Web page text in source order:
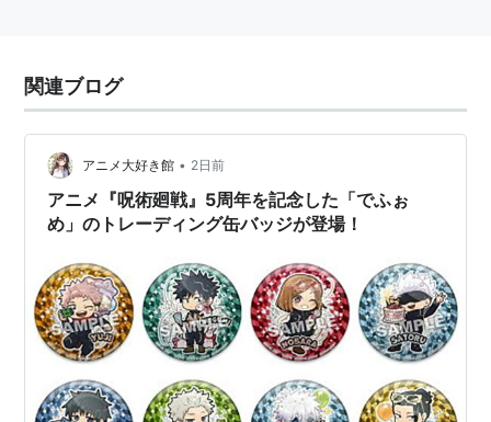
関連ブログ
アニメ大好き館 • 2日前
アニメ『呪術廻戦』5周年を記念した「でふぉ
め」のトレーディング缶バッジが登場！